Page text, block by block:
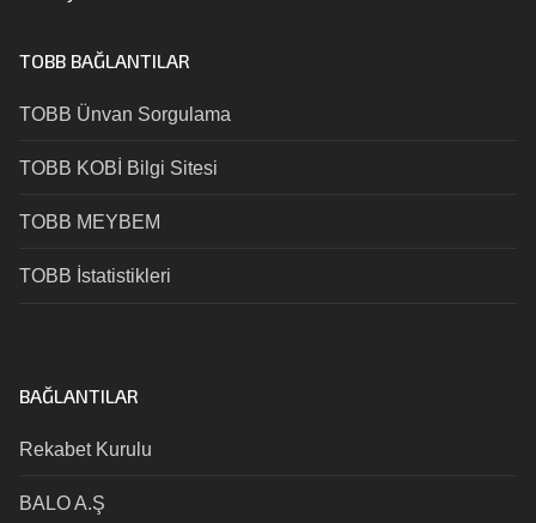
TOBB BAĞLANTILAR
TOBB Ünvan Sorgulama
TOBB KOBİ Bilgi Sitesi
TOBB MEYBEM
TOBB İstatistikleri
BAĞLANTILAR
Rekabet Kurulu
BALO A.Ş